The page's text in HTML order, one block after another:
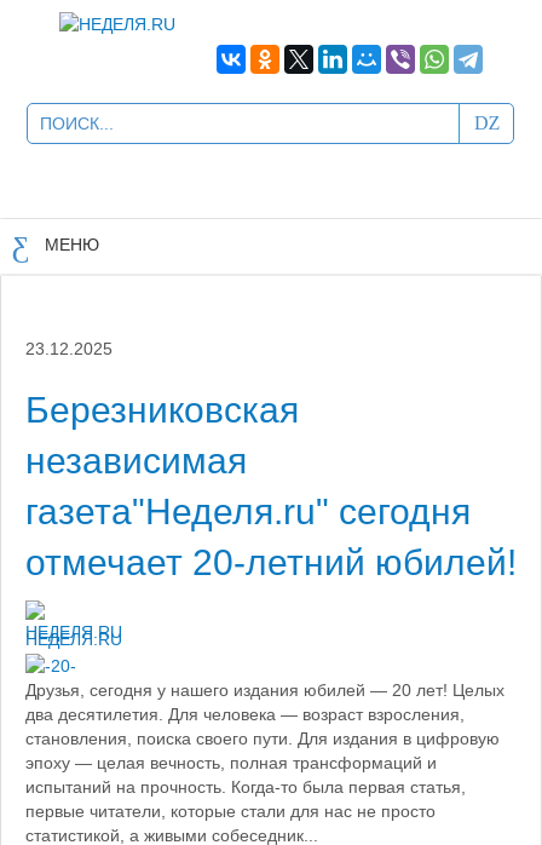
МЕНЮ
23.12.2025
Березниковская
независимая
газета"Неделя.ru" сегодня
отмечает 20-летний юбилей!
НЕДЕЛЯ.RU
Друзья, сегодня у нашего издания юбилей — 20 лет! Целых
два десятилетия. Для человека — возраст взросления,
становления, поиска своего пути. Для издания в цифровую
эпоху — целая вечность, полная трансформаций и
испытаний на прочность. Когда-то была первая статья,
первые читатели, которые стали для нас не просто
статистикой, а живыми собеседник...